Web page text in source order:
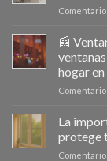
📰
hogar
La
protege